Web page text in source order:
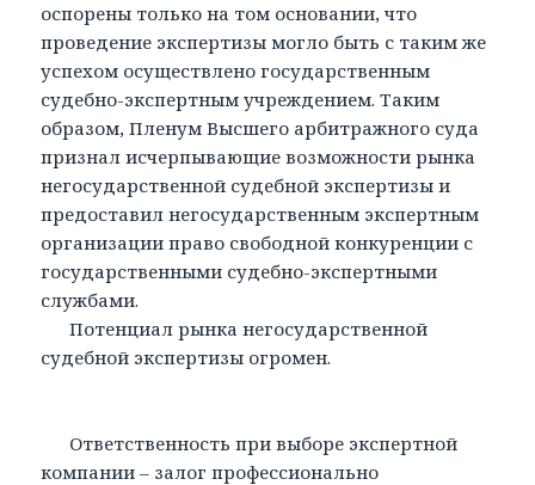
оспорены только на том основании, что
проведение экспертизы могло быть с таким же
успехом осуществлено государственным
судебно-экспертным учреждением. Таким
образом, Пленум Высшего арбитражного суда
признал исчерпывающие возможности рынка
негосударственной судебной экспертизы и
предоставил негосударственным экспертным
организации право свободной конкуренции с
государственными судебно-экспертными
службами.
Потенциал рынка негосударственной
судебной экспертизы огромен.
Ответственность при выборе экспертной
компании – залог профессионально